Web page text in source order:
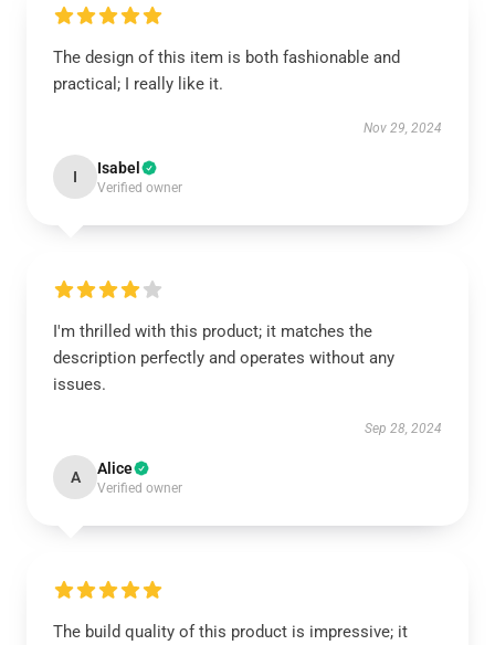
The design of this item is both fashionable and
practical; I really like it.
Nov 29, 2024
I Isabel
Verified owner
I'm thrilled with this product; it matches the
description perfectly and operates without any
issues.
Sep 28, 2024
A Alice
Verified owner
The build quality of this product is impressive; it